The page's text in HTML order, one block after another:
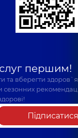
першим!
та вберегти
сезонних
Підписатися